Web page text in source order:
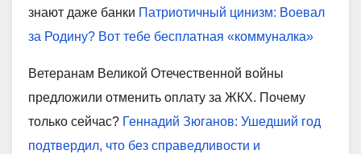
знают даже банки Патриотичный цинизм: Воевал
за Родину? Вот тебе бесплатная «коммуналка»
Ветеранам Великой Отечественной войны
предложили отменить оплату за ЖКХ. Почему
только сейчас? Геннадий Зюганов: Ушедший год
подтвердил, что без справедливости и